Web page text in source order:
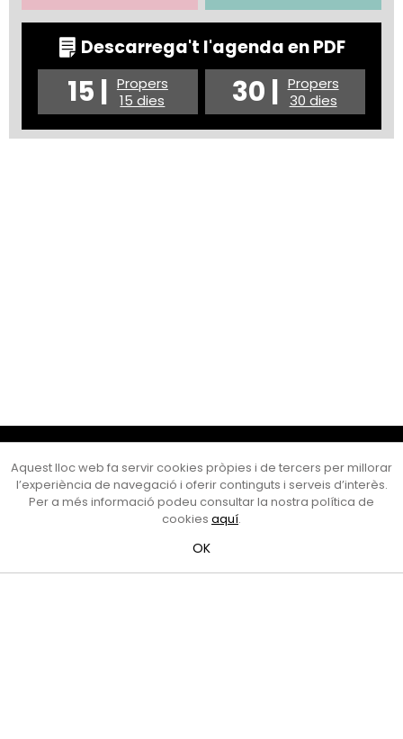
Descarrega't l'agenda en PDF
15 | Propers
15 dies
30 | Propers
30 dies
Cultura Mataró
Ajuntament de Mataró
C. de Sant Josep, 9 (Mataró, 08302)
Horari d'obertura: dilluns, dimecres i divendres de 10 a 13 h.
al telèfon al 93 758 23 61
Bústia ciutadana
Aquest lloc web fa servir cookies pròpies i de tercers per millorar
l’experiència de navegació i oferir continguts i serveis d’interès.
Per a més informació podeu consultar la nostra política de
cookies aquí.
OK